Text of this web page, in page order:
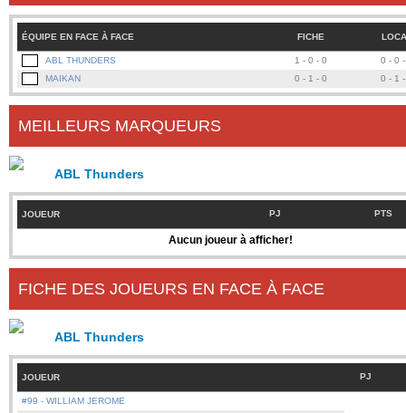
ÉQUIPE EN FACE À FACE FICHE
ABL THUNDERS 1 - 0 - 0
0 - 0
MAIKAN
0 - 1 - 0 0 - 1
MEILLEURS MARQUEURS
ABL Thunders
JOUEUR PJ PTS
Aucun joueur à afficher!
FICHE DES JOUEURS EN FACE À FACE
ABL Thunders
JOUEUR PJ
#99 - WILLIAM JEROME